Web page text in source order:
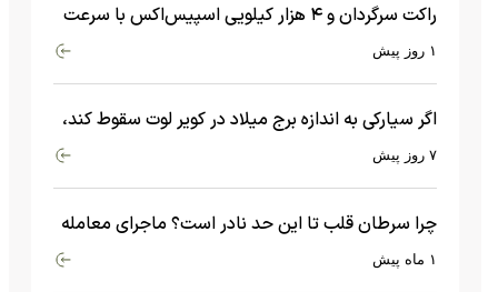
راکت سرگردان و ۴ هزار کیلویی اسپیس‌اکس با سرعت
هشت هزار و ۶۹۰ کیلومتر در ساعت به ماه برخورد کرد۱ روز پیش
اگر سیارکی به اندازه برج میلاد در کویر لوت سقوط کند،
چه اتفاقی می‌افتد؟
۷ روز پیش
چرا سرطان قلب تا این حد نادر است؟ ماجرای معامله
عجیبی که در بدن اتفاق می‌افتد!۱ ماه پیش